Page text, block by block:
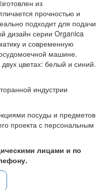
из
прочностью и
подходит для подачи
дизайн серии Organica
и современную
машине.
цветах: белый и синий.
индустрии
посуды и предметов
проекта с персональным
лицами и по